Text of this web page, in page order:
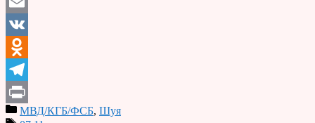
Email
VK
Odnoklassniki
Telegram
PrintМВД/КГБ/ФСБ, Шуя